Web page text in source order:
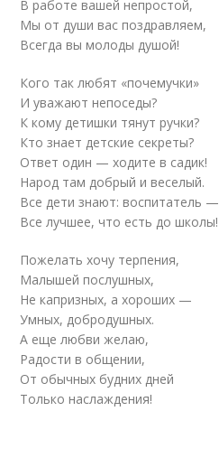
В работе вашей непростой,
Мы от души вас поздравляем,
Всегда вы молоды душой!
Кого так любят «почемучки»
И уважают непоседы?
К кому детишки тянут ручки?
Кто знает детские секреты?
Ответ один — ходите в садик!
Народ там добрый и веселый.
Все дети знают: воспитатель —
Все лучшее, что есть до школы!
Пожелать хочу терпения,
Малышей послушных,
Не капризных, а хороших —
Умных, добродушных.
А еще любви желаю,
Радости в общении,
От обычных будних дней
Только наслаждения!